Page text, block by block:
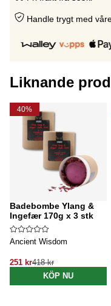
Handle trygt med
Liknande
40%
Badebombe Ylang &
Ingefær 170g x 3 stk
Ancient Wisdom
251 kr418 kr
KÖP NU